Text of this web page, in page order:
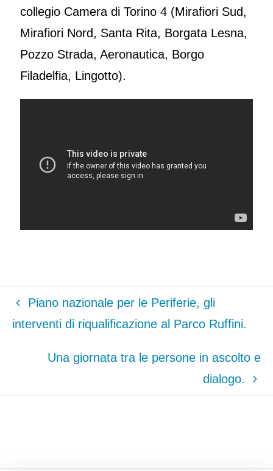
collegio Camera di Torino 4 (Mirafiori Sud,
Mirafiori Nord, Santa Rita, Borgata Lesna,
Pozzo Strada, Aeronautica, Borgo
Filadelfia, Lingotto).
Piano nazionale per le Periferie, gli
interventi di riqualificazione al Parco Ruffini.
Una giornata tra le persone in ascolto e
dialogo.